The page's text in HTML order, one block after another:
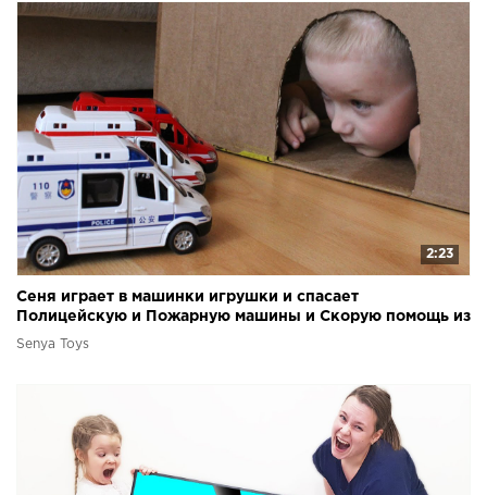
2:23
Сеня играет в машинки игрушки и спасает
Полицейскую и Пожарную машины и Скорую помощь из
пещеры
Senya Toys